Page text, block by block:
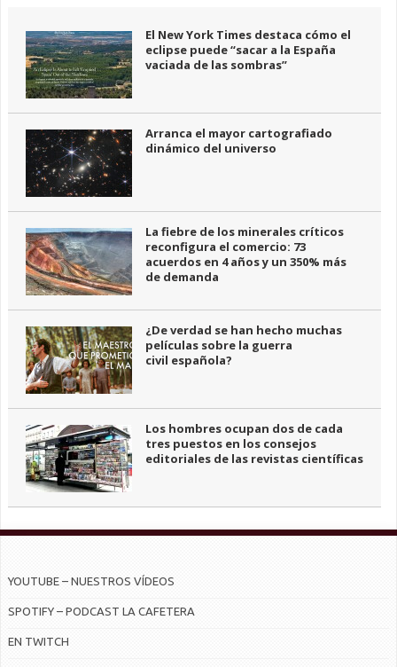
El New York Times destaca cómo el
eclipse puede “sacar a la España
vaciada de las sombras”
Arranca el mayor cartografiado
dinámico del universo
La fiebre de los minerales críticos
reconfigura el comercio: 73
acuerdos en 4 años y un 350% más
de demanda
¿De verdad se han hecho muchas
películas sobre la guerra
civil española?
Los hombres ocupan dos de cada
tres puestos en los consejos
editoriales de las revistas científicas
YOUTUBE – NUESTROS VÍDEOS
SPOTIFY – PODCAST LA CAFETERA
EN TWITCH